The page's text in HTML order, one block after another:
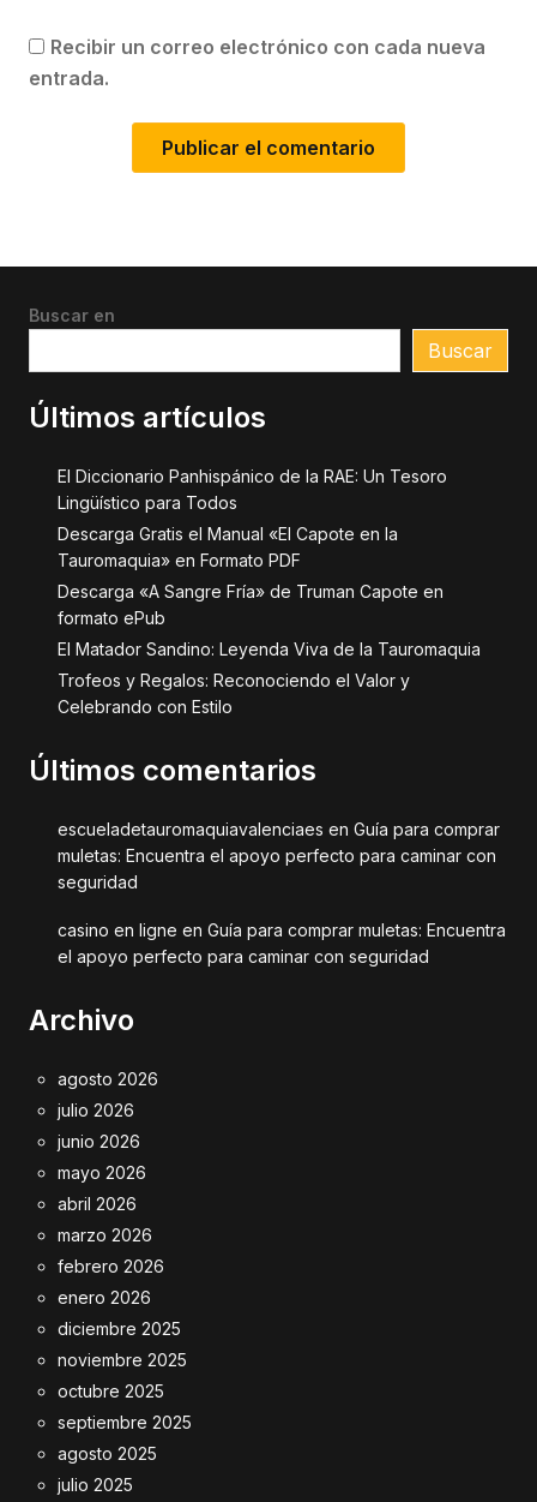
Recibir un correo electrónico con cada nueva
entrada.
Buscar en
Buscar
Últimos artículos
El Diccionario Panhispánico de la RAE: Un Tesoro
Lingüístico para Todos
Descarga Gratis el Manual «El Capote en la
Tauromaquia» en Formato PDF
Descarga «A Sangre Fría» de Truman Capote en
formato ePub
El Matador Sandino: Leyenda Viva de la Tauromaquia
Trofeos y Regalos: Reconociendo el Valor y
Celebrando con Estilo
Últimos comentarios
escueladetauromaquiavalenciaes en Guía para comprar
muletas: Encuentra el apoyo perfecto para caminar con
seguridad
casino en ligne en Guía para comprar muletas: Encuentra
el apoyo perfecto para caminar con seguridad
Archivo
agosto 2026
julio 2026
junio 2026
mayo 2026
abril 2026
marzo 2026
febrero 2026
enero 2026
diciembre 2025
noviembre 2025
octubre 2025
septiembre 2025
agosto 2025
julio 2025